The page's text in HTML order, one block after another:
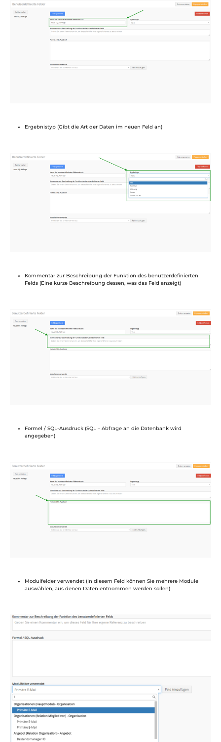
Ergebnistyp (Gibt die Art der Daten im neuen Feld an)
Kommentar zur Beschreibung der Funktion des benutzerdefinierten
Felds (Eine kurze Beschreibung dessen, was das Feld anzeigt)
Formel / SQL-Ausdruck (SQL – Abfrage an die Datenbank wird
angegeben)
Modulfelder verwendet (In diesem Feld können Sie mehrere Module
auswählen, aus denen Daten entnommen werden sollen)